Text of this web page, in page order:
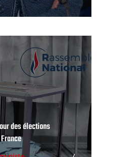
des élections